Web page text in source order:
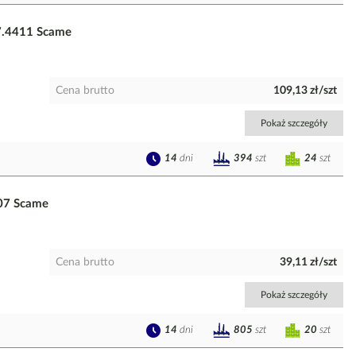
Scame
Cena brutto 109,13 zł/szt
Pokaż szczegóły
24 szt
14 dni 394 szt
Scame
Cena brutto 39,11 zł/szt
Pokaż szczegóły
20 szt
14 dni 805 szt